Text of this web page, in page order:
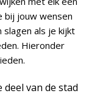
bij jouw wensen
slagen als je kijkt
Hieronder
van de stad